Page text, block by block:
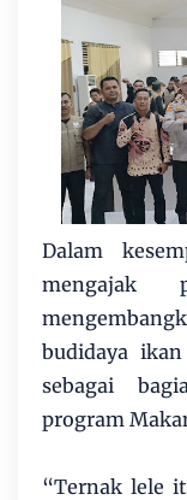
Dalam
budidaya
sebagai
program
“Ternak lele